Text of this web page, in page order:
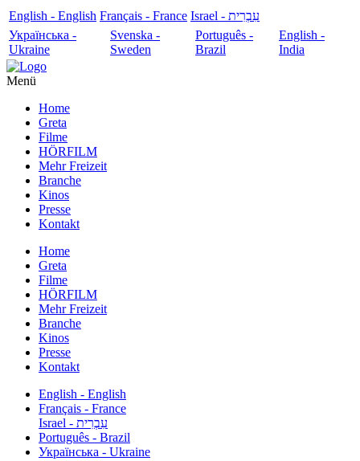
English - English Français - France
עִבְרִית - Israel
Українська -
Ukraine
Svenska -
Sweden
Português -
Brazil
English -
India
Menü
Home
Greta
Filme
HÖRFILM
Mehr Freizeit
Branche
Kinos
Presse
Kontakt
Home
Greta
Filme
HÖRFILM
Mehr Freizeit
Branche
Kinos
Presse
Kontakt
English - English
Français - France
עִבְרִית - Israel
Português - Brazil
Українська - Ukraine